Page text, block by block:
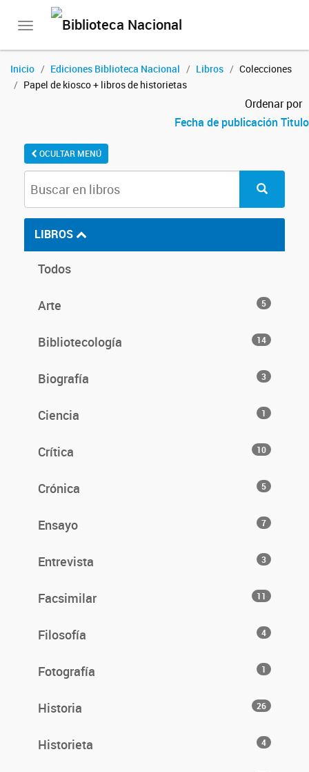
Toggle
Inicio Ediciones Biblioteca Nacional Libros
Colecciones
Papel de kiosco + libros de historietas
Ordenar por
Fecha de publicaciónTitulo
OCULTAR MENÚ
LIBROS
Todos
Arte 5
Bibliotecología 14
Biografía 3
Ciencia 1
Crítica 10
Crónica 5
Ensayo 7
Entrevista 3
Facsimilar 11
Filosofía 4
Fotografía 1
Historia 26
Historieta 4